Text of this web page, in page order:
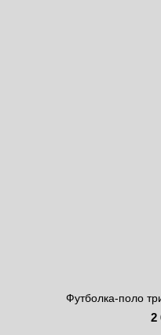
Футболка-поло
2